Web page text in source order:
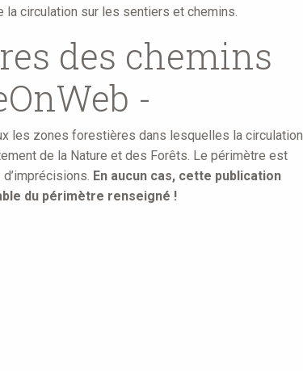
la circulation sur les sentiers et chemins.
des chemins
-
les zones forestières dans lesquelles la circulation
de la Nature et des Forêts. Le périmètre est
En aucun cas, cette publication
du périmètre renseigné !